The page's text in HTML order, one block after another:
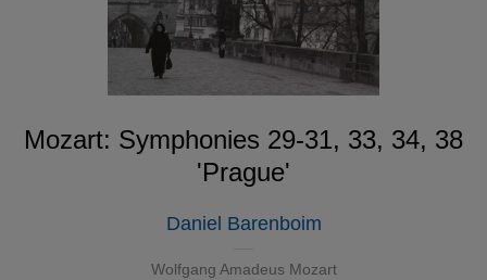
Mozart: Symphonies 29-31, 33, 34, 38
'Prague'
Daniel Barenboim
Wolfgang Amadeus Mozart